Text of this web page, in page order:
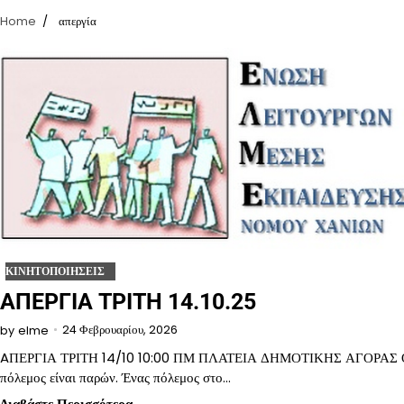
Home απεργία
ΚΙΝΗΤΟΠΟΙΗΣΕΙΣ
ΑΠΕΡΓΙΑ ΤΡΙΤΗ 14.10.25
by elme 24 Φεβρουαρίου, 2026
AΠΕΡΓΙΑ ΤΡΙΤΗ 14/10 10:00 ΠΜ ΠΛΑΤΕΙΑ ΔΗΜΟΤΙΚΗΣ ΑΓΟΡΑΣ
πόλεμος είναι παρών. Ένας πόλεμος στο…